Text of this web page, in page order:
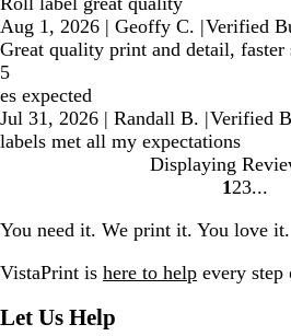
Aug 1, 2026 | Geoffy C. |Verified
Great quality print and detail, faster
5
es expected
Jul 31, 2026 | Randall B. |Verified
labels met all my expectations
Displaying
Go
to
page
1 Go
to
page
2 Go
page
3
You need it. We print it. You love it.
VistaPrint is here to help every step
Let Us Help